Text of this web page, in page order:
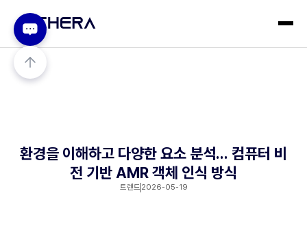
환경을 이해하고 다양한 요소 분석... 컴퓨터 비
전 기반 AMR 객체 인식 방식
트렌드 2026-05-19